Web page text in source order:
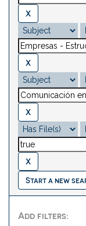
Start a new
Add filters: